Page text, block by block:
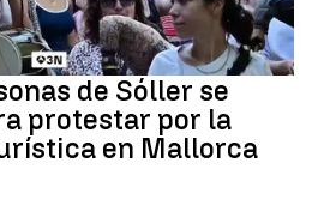
de Sóller se
protestar por la
en Mallorca